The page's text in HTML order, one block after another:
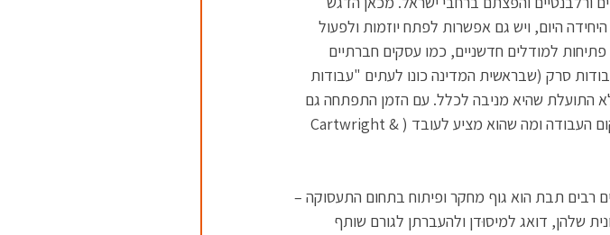
היום, ויש גם אפשרות לפתח יוזמות ולפעול
למודלים חדשניים, כמו עסקים חברתיים
סרק (שבראשית המדינה כונו לעתים "עבודות
התועלת שהיא מניבה לכלל. עם הזמן התפתחה גם
רגישות לכך שלא די שאתה מועסק, משנה גם האיכות של מקום העבודה ומה שהוא מציע לעובד (Cartwright &
רבים תבת הוא גוף מחקר ופיתוח בתחום התעסוקה –
שלהן, דואג למיסוּדן ולהעברתן לגורם שותף